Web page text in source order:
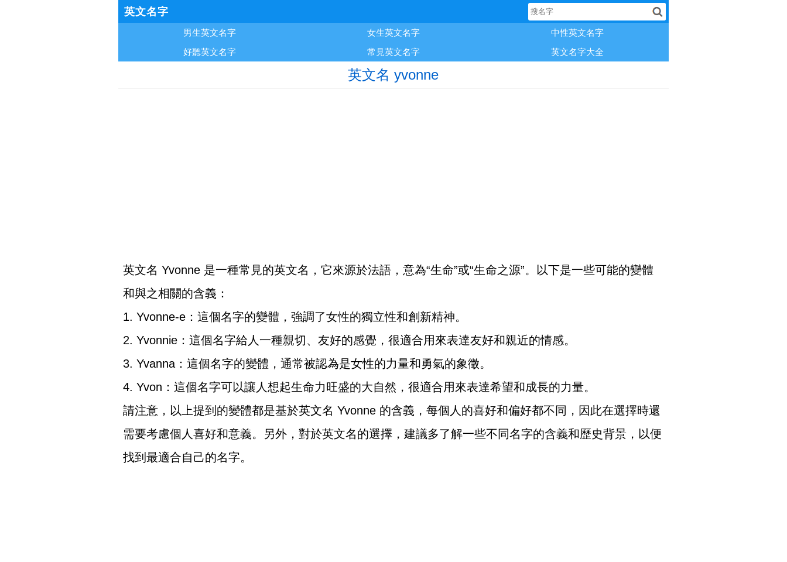
英文名字
男生英文名字 女生英文名字
中性英文名字
好聽英文名字
常見英文名字 英文名字大全
英文名 yvonne
英文名 Yvonne 是一種常見的英文名，它來源於法語，意為“生命”或“生命之源”。以下是一些可能的變體
和與之相關的含義：
1. Yvonne-e：這個名字的變體，強調了女性的獨立性和創新精神。
2. Yvonnie：這個名字給人一種親切、友好的感覺，很適合用來表達友好和親近的情感。
3. Yvanna：這個名字的變體，通常被認為是女性的力量和勇氣的象徵。
4. Yvon：這個名字可以讓人想起生命力旺盛的大自然，很適合用來表達希望和成長的力量。
請注意，以上提到的變體都是基於英文名 Yvonne 的含義，每個人的喜好和偏好都不同，因此在選擇時還
需要考慮個人喜好和意義。另外，對於英文名的選擇，建議多了解一些不同名字的含義和歷史背景，以便
找到最適合自己的名字。